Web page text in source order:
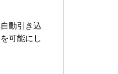
動引き込
可能にし